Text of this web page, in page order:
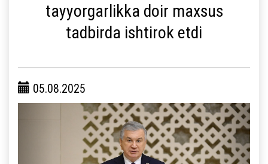
tayyorgarlikka doir maxsus
tadbirda ishtirok etdi
05.08.2025